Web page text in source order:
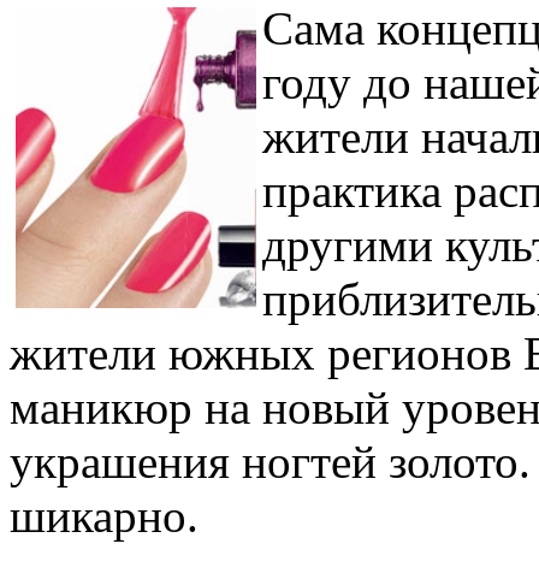
Сама
году до
жители
практика
другими
жители южных регионов
маникюр на новый
украшения ногтей
шикарно.